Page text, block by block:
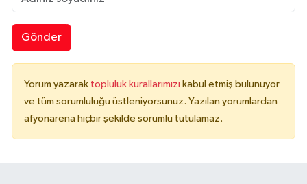
Gönder
Yorum yazarak topluluk kurallarımızı kabul etmiş bulunuyor
ve tüm sorumluluğu üstleniyorsunuz. Yazılan yorumlardan
afyonarena hiçbir şekilde sorumlu tutulamaz.